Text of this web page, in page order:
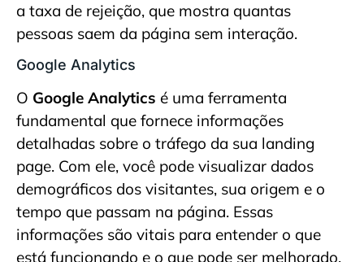
a taxa de rejeição, que mostra quantas
pessoas saem da página sem interação.
Google Analytics
O Google Analytics é uma ferramenta
fundamental que fornece informações
detalhadas sobre o tráfego da sua landing
page. Com ele, você pode visualizar dados
demográficos dos visitantes, sua origem e o
tempo que passam na página. Essas
informações são vitais para entender o que
está funcionando e o que pode ser melhorado.